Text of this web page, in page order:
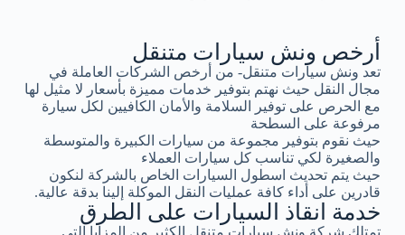
أرخص ونش سيارات متنقل
تعد ونش سيارات متنقل- من أرخص الشركات العاملة في
مجال النقل حيث نهتم بتوفير خدمات مميزة بأسعار لا مثيل لها
مع الحرص على توفير السلامة والأمان الكافيين لكل سيارة
مرفوعة على السطحة
حيث نقوم بتوفير مجموعة من سيارات الكبيرة والمتوسطة
والصغيرة لكي تناسب كل سيارات العملاء
حيث يتم تحديث اسطول السيارات الخاص بالشركة لنكون
قادرين على أداء كافة عمليات النقل الموكلة إلينا بدقة عالية.
خدمة انقاذ السيارات على الطرق
تمتلك شركة ونش سيارات متنقل الكثير من المزايا التي